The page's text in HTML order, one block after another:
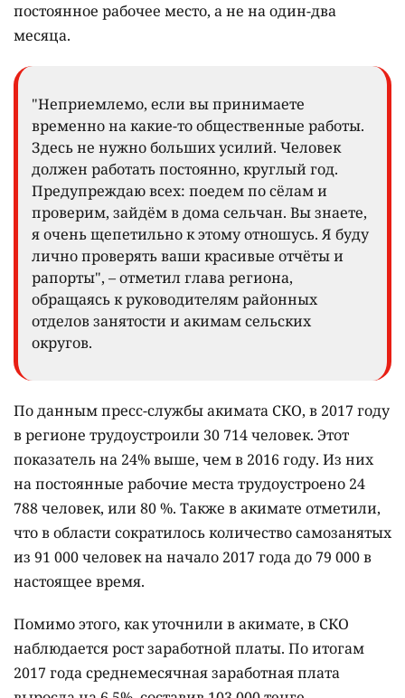
постоянное рабочее место, а не на один-два
месяца.
"Неприемлемо, если вы принимаете
временно на какие-то общественные работы.
Здесь не нужно больших усилий. Человек
должен работать постоянно, круглый год.
Предупреждаю всех: поедем по сёлам и
проверим, зайдём в дома сельчан. Вы знаете,
я очень щепетильно к этому отношусь. Я буду
лично проверять ваши красивые отчёты и
рапорты", – отметил глава региона,
обращаясь к руководителям районных
отделов занятости и акимам сельских
округов.
По данным пресс-службы акимата СКО, в 2017 году
в регионе трудоустроили 30 714 человек. Этот
показатель на 24% выше, чем в 2016 году. Из них
на постоянные рабочие места трудоустроено 24
788 человек, или 80 %. Также в акимате отметили,
что в области сократилось количество самозанятых
из 91 000 человек на начало 2017 года до 79 000 в
настоящее время.
Помимо этого, как уточнили в акимате, в СКО
наблюдается рост заработной платы. По итогам
2017 года среднемесячная заработная плата